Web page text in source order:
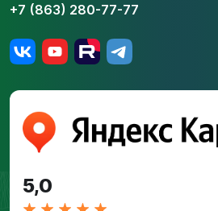
+7 (863) 280-77-77
5,0